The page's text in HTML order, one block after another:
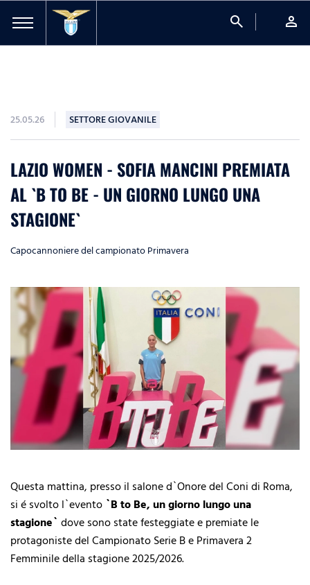
search person
25.05.26 SETTORE GIOVANILE
LAZIO WOMEN - SOFIA MANCINI PREMIATA
AL `B TO BE - UN GIORNO LUNGO UNA
STAGIONE`
Capocannoniere del campionato Primavera
Questa mattina, presso il salone d`Onore del Coni di Roma,
si é svolto l`evento `B to Be, un giorno lungo una
stagione` dove sono state festeggiate e premiate le
protagoniste del Campionato Serie B e Primavera 2
Femminile della stagione 2025/2026.